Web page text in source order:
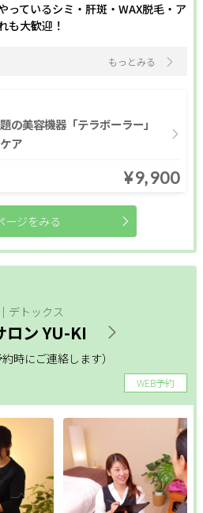
っているシミ・肝斑・WAX脱毛・ア
も大歓迎！
もっとみる
の美容機器「テラボーラー」
ア
¥9,900
ージをみる
デトックス
ロン YU-KI
WEB予約
時にご連絡します）
シミ・しわ
ボディメイク
フットケア もみほぐし
更年期 温活
肩・背中・腰
20時以降営業
レスOK 駐車場あり
駅近
1人のスタッフが最後まで対応